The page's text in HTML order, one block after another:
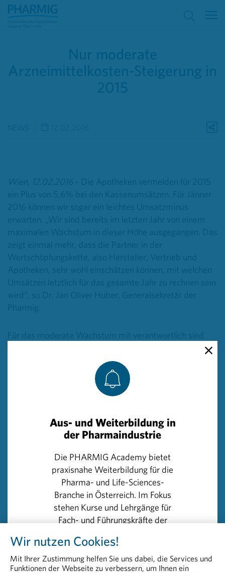
Nur moderate
Arzneimittelkosten-Steigerung in
2015
NEWS
Wien, 12.02.2016 – Die Apotheken vermelden für 2015
ein Plus von 5,6% bei den Kassenumsätzen. Für Jänner
2016 können wir sogar ein leichtes Umsatzminus
erwarten. „Wir sind bereits im letzten Jahr von einem
maximalen Wachstum in dieser Höhe ausgegangen. Das
zeigt einmal mehr, dass die Partner in der
Wertschöpfungskette, also Hersteller, Vertrieb und
Apotheken, sehr wohl einschätzen können, mit welchen
Umsätzen letztlich für das gesamte Jahr zu rechnen sein
wird“, so Dr. Jan Oliver Huber, Generalsekretär der
Pharmig.
Für das moderate Wachstum mit verantwortlich sind
Medikamente. Dazu Huber: „Wir dürfen dabei zwei
wesentliche Dinge nicht außer Acht lassen: Erstens
haben diese innovativen Arzneimittel einen immensen
Nutzen für die Betroffenen und zweitens stehen uns
Industrie für immer mehr Krankheiten immer mehr
Therapien zur Verfügung.“
Huber verweist zudem darauf, dass beim Großteil der
Arzneimittel, die über die Apotheken abgegeben
werden, die Preise kontinuierlich und seit Jahren sinken.
Kostete eine fiktive Arzneimittelpackung 1996 noch 10
Euro, lag ihr Preis im Jahr 2013 bei nur mehr 7,30 Euro.
„Im Gegensatz dazu nimmt der Verbraucherpreisindex
eine vollkommen konträre Entwicklung. Die allgemeine
so Huber. Mit moderaten Wachstumsraten bei den
Aus- und Weiterbildung in
der Pharmaindustrie
Die PHARMIG Academy bietet
praxisnahe Weiterbildung für die
Pharma- und Life-Sciences-
Branche in Österreich. Im Fokus
stehen Kurse und Lehrgänge für
Fach- und Führungskräfte der
Der zweitägige englischsprachige
Wir nutzen Cookies!
Mit Ihrer Zustimmung helfen Sie uns dabei, die Services und
Funktionen der Webseite zu verbessern, um Ihnen ein